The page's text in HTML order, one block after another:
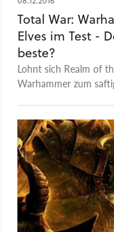
Total War:
Elves im Test -
beste?
Lohnt sich Realm of
Warhammer zum